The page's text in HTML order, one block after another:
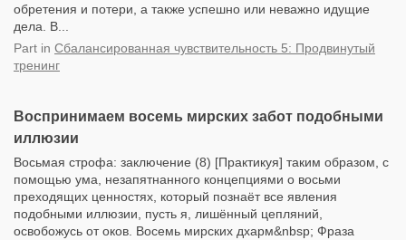
обретения и потери, а также успешно или неважно идущие
дела. В...
Part in Сбалансированная чувствительность 5: Продвинутый
тренинг
Воспринимаем восемь мирских забот подобными
иллюзии
Восьмая строфа: заключение (8) [Практикуя] таким образом, с
помощью ума, незапятнанного концепциями о восьми
преходящих ценностях, который познаёт все явления
подобными иллюзии, пусть я, лишённый цепляний,
освобожусь от оков. Восемь мирских дхарм&nbsp; Фраза